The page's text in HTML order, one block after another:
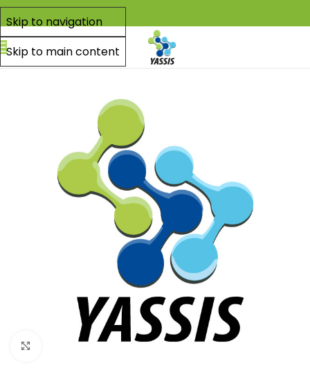
Skip to navigation
Skip to main content
Click to enlarge